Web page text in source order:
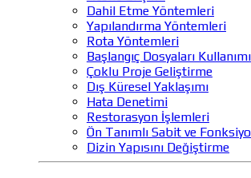
Dahil Etme Yöntemleri
Yapılandırma Yöntemleri
Rota Yöntemleri
Başlangıç Dosyaları Kullanımı
Çoklu Proje Geliştirme
Dış Küresel Yaklaşımı
Hata Denetimi
Restorasyon İşlemleri
Ön Tanımlı Sabit ve
Dizin Yapısını Değiştirme